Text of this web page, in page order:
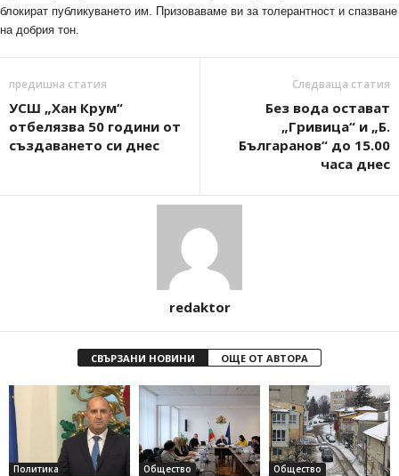
блокират публикуването им. Призоваваме ви за толерантност и спазване
на добрия тон.
предишна статия
УСШ „Хан Крум“
отбелязва 50 години от
създаването си днес
Следваща статия
Без вода остават
„Гривица“ и „Б.
Българанов“ до 15.00
часа днес
redaktor
СВЪРЗАНИ НОВИНИ ОЩЕ ОТ АВТОРА
Политика Общество Общество